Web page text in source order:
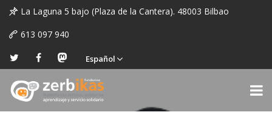
La Laguna 5 bajo (Plaza de la Cantera). 48003 Bilbao
613 097 940
Español